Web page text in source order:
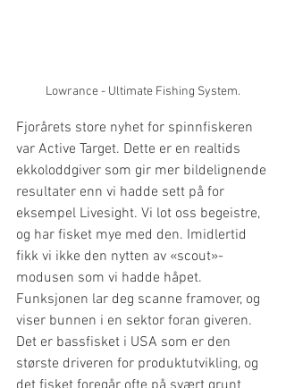
Lowrance - Ultimate Fishing System.
Fjorårets store nyhet for spinnfiskeren
var Active Target. Dette er en realtids
ekkoloddgiver som gir mer bildelignende
resultater enn vi hadde sett på for
eksempel Livesight. Vi lot oss begeistre,
og har fisket mye med den. Imidlertid
fikk vi ikke den nytten av «scout»-
modusen som vi hadde håpet.
Funksjonen lar deg scanne framover, og
viser bunnen i en sektor foran giveren.
Det er bassfisket i USA som er den
største driveren for produktutvikling, og